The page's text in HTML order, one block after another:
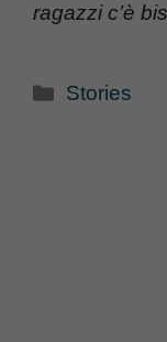
ragazzi c’è
Categorie
Stories